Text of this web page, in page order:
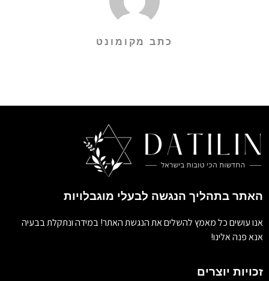
כתב מקומונט
האתר בתהליך הנגשה לבעלי מוגבלויות
אנו עושים כל מאמץ להשלים את הנגשת האתר! במידה ונתקלת בבעיה
אנא פנה אלינו!
זכויות יוצרים